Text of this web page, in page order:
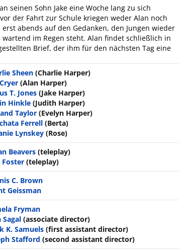
seinen Sohn Jake eine Woche lang zu sich
der Fahrt zur Schule kriegen weder Alan noch
abends auf den Gedanken, den Jungen wieder
im Regen steht. Alan findet schließlich in
Brief, der ihm für den nächsten Tag eine
Sheen (Charlie Harper)
(Alan Harper)
T. Jones (Jake Harper)
Hinkle (Judith Harper)
Taylor (Evelyn Harper)
Ferrell (Berta)
Lynskey (Rose)
Beavers (teleplay)
Foster (teleplay)
C. Brown
Geissman
Fryman
Sagal (associate director)
K. Samuels (first assistant director)
Stafford (second assistant director)